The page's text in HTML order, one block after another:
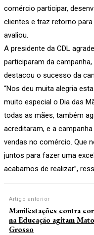
comércio participar,
clientes e traz retorno
avaliou.
A presidente da CDL
participaram da
destacou o sucesso da
“Nos deu muita alegria
muito especial o Dia das
todas as mães, também
acreditaram, e a
vendas no comércio. Que
juntos para fazer uma
acabamos de realizar”,
Artigo anterior
Manifestações contra
na Educação agitam Mato
Grosso